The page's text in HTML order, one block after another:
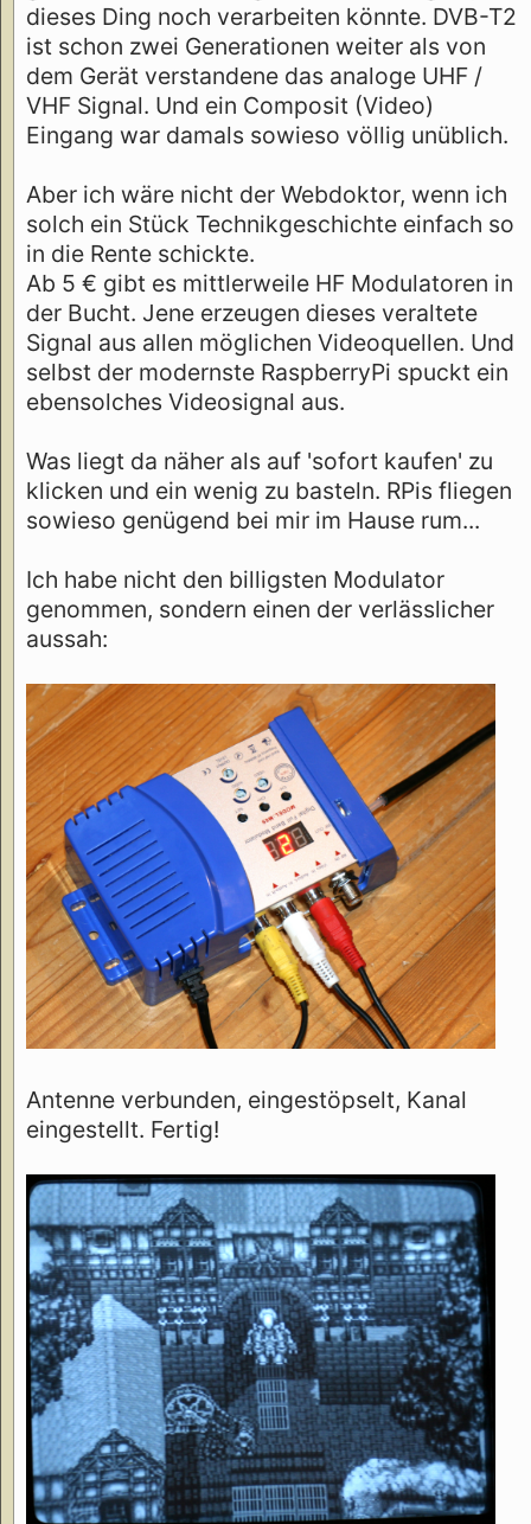
dieses Ding noch verarbeiten könnte. DVB-T2
ist schon zwei Generationen weiter als von
dem Gerät verstandene das analoge UHF /
VHF Signal. Und ein Composit (Video)
Eingang war damals sowieso völlig unüblich.
Aber ich wäre nicht der Webdoktor, wenn ich
solch ein Stück Technikgeschichte einfach so
in die Rente schickte.
Ab 5 € gibt es mittlerweile HF Modulatoren in
der Bucht. Jene erzeugen dieses veraltete
Signal aus allen möglichen Videoquellen. Und
selbst der modernste RaspberryPi spuckt ein
ebensolches Videosignal aus.
Was liegt da näher als auf 'sofort kaufen' zu
klicken und ein wenig zu basteln. RPis fliegen
sowieso genügend bei mir im Hause rum...
Ich habe nicht den billigsten Modulator
genommen, sondern einen der verlässlicher
aussah:
Antenne verbunden, eingestöpselt, Kanal
eingestellt. Fertig!